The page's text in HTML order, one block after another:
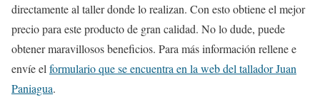
directamente al taller donde lo realizan. Con esto obtiene el mejor
precio para este producto de gran calidad. No lo dude, puede
obtener maravillosos beneficios. Para más información rellene e
envíe el formulario que se encuentra en la web del tallador Juan
Paniagua.